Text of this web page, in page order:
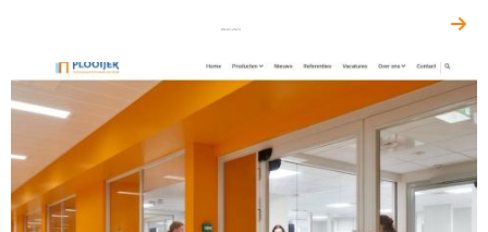
08-05-2023